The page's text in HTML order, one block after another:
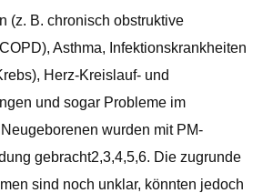
(z. B. chronisch obstruktive
Asthma, Infektionskrankheiten
Herz-Kreislauf- und
und sogar Probleme im
wurden mit PM-
gebracht2,3,4,5,6. Die zugrunde
sind noch unklar, könnten jedoch